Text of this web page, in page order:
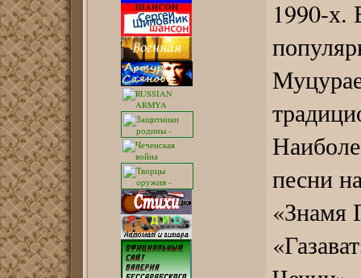
1990-х.
песни
«Знамя